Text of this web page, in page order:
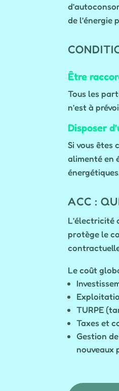
de
Être
Tous les
n’est à
Disposer
Si vous êtes
alimenté en
ACC :
L’électricité
protège le
Le coût
TURPE
Taxes et
Gestion
nouveaux